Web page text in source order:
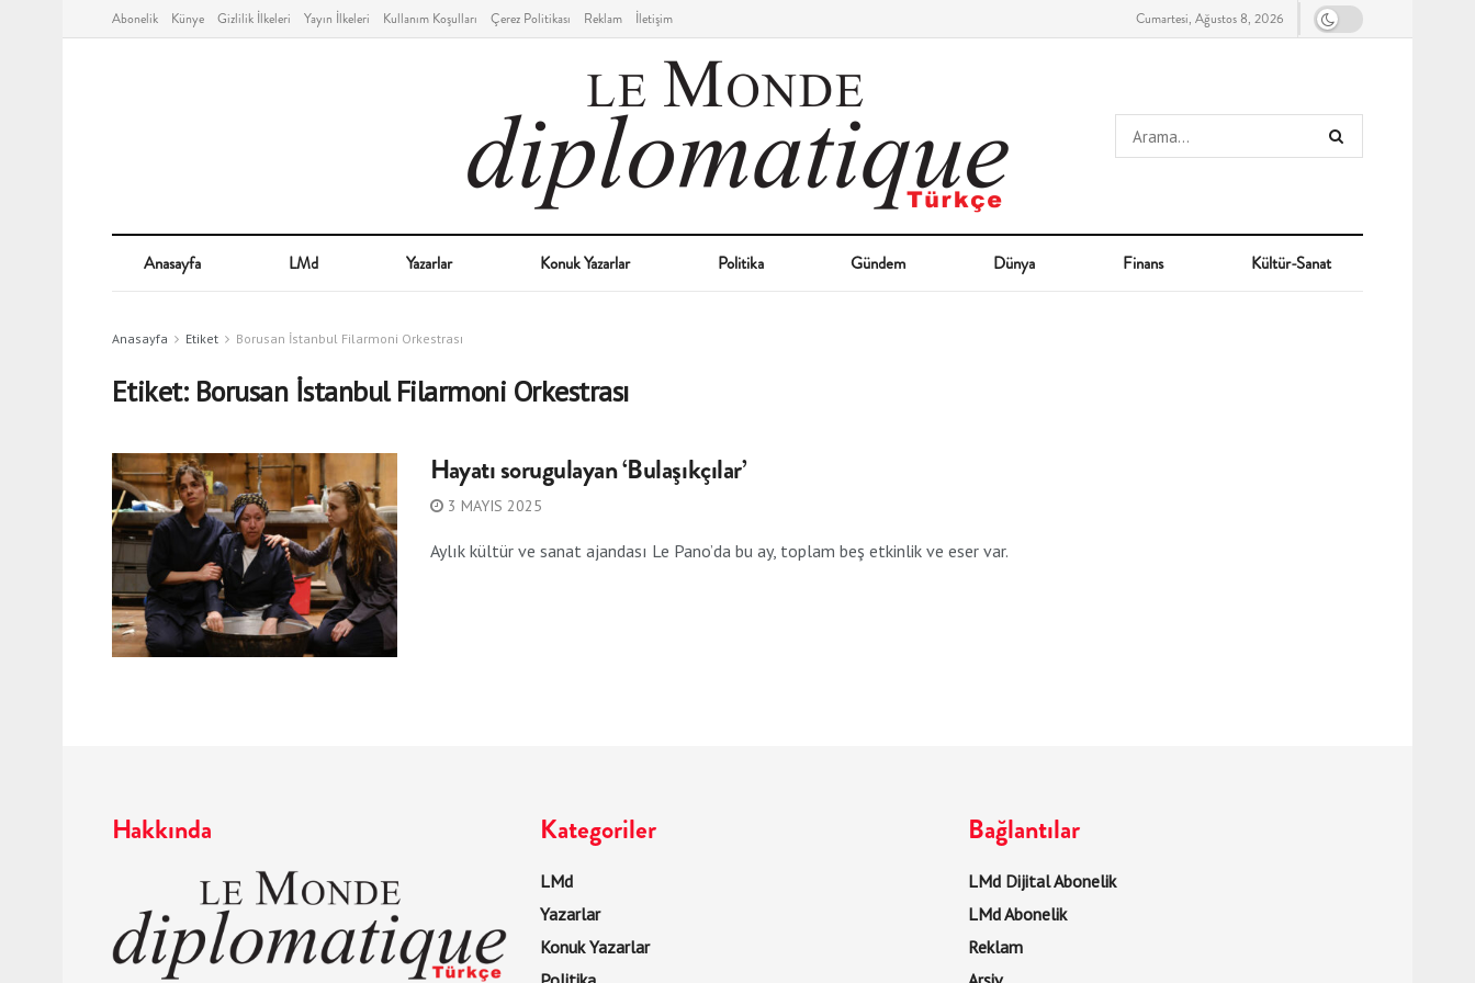
Abonelik Künye Gizlilik İlkeleri Yayın İlkeleri Kullanım Koşulları Çerez Politikası Reklam İletişim Cumartesi, Ağustos 8, 2026
Anasayfa LMd Yazarlar Konuk Yazarlar Politika Gündem Dünya Finans Kültür-Sanat
Anasayfa Etiket Borusan İstanbul Filarmoni Orkestrası
Etiket: Borusan İstanbul Filarmoni Orkestrası
Hayatı sorugulayan ‘Bulaşıkçılar’
3 MAYIS 2025
Aylık kültür ve sanat ajandası Le Pano’da bu ay, toplam beş etkinlik ve eser var.
Hakkında Kategoriler
LMd
Yazarlar
Konuk Yazarlar
Bağlantılar
LMd Dijital Abonelik
LMd Abonelik
Reklam